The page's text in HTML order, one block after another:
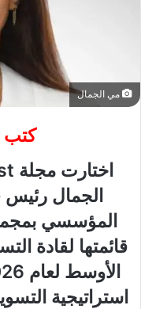
مي الجمال
كتب
اختارت مجلة
الجمال رئيس
المؤسسي
قائمتها لقادة
الأوسط لعام
استراتيجية